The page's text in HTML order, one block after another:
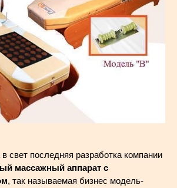
свет последняя разработка компании
массажный аппарат с
, так называемая бизнес модель-